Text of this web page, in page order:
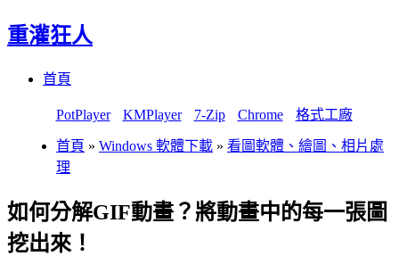
重灌狂人
首頁
PotPlayer KMPlayer 7-Zip Chrome 格式工廠
首頁 » Windows 軟體下載 » 看圖軟體、繪圖、相片處
理
如何分解GIF動畫？將動畫中的每一張圖
挖出來！